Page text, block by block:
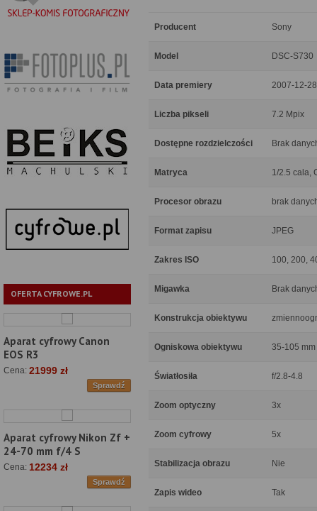
OFERTA CYFROWE.PL
Aparat cyfrowy Canon
EOS R3
Cena: 21999 zł
Sprawdź
Aparat cyfrowy Nikon Zf +
24-70 mm f/4 S
Cena: 12234 zł
Sprawdź
Producent Sony
Model DSC-S730
Data premiery 2007-12-28
Liczba pikseli 7.2 Mpix
Dostępne rozdzielczości Brak
Matryca 1/2.5 cala,
Procesor obrazu brak
Format zapisu JPEG
Zakres ISO 100, 200,
Migawka Brak
Konstrukcja obiektywu
Ogniskowa obiektywu 35-105 mm
Światłosiła f/2.8-4.8
Zoom optyczny 3x
Zoom cyfrowy 5x
Stabilizacja obrazu Nie
Zapis wideo Tak